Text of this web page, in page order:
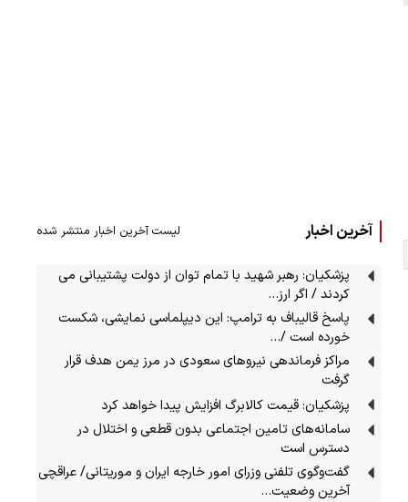
آخرین اخبار لیست آخرین اخبار منتشر شده
پزشکیان: رهبر شهید با تمام توان از دولت پشتیبانی می
کردند / اگر ارز…
پاسخ قالیباف به ترامپ: این دیپلماسی نمایشی، شکست
خورده است /…
مراکز فرماندهی نیروهای سعودی در مرز یمن هدف قرار
گرفت
پزشکیان: قیمت کالابرگ افزایش پیدا خواهد کرد
سامانه‌های تامین اجتماعی بدون قطعی و اختلال در
دسترس است
گفت‌وگوی تلفنی وزرای امور خارجه ایران و موریتانی/ عراقچی
آخرین وضعیت…